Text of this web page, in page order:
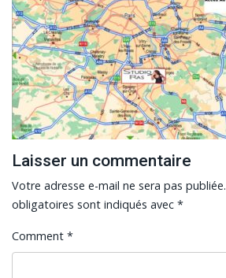
Laisser un commentaire
Votre adresse e-mail ne sera pas publiée.
obligatoires sont indiqués avec *
Comment *